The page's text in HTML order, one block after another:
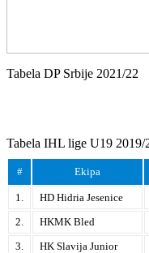
Tabela DP Srbije 2021/22
Tabela IHL lige U19 2019/
# Ekipa
1. HD Hidria Jesenice
2.
HKMK Bled
3.
HK Slavija Junior